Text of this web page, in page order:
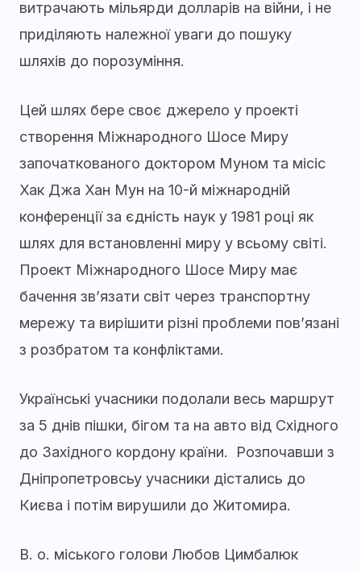
витрачають мільярди долларів на війни, і не
приділяють належної уваги до пошуку
шляхів до порозуміння.
Цей шлях бере своє джерело у проекті
створення Міжнародного Шосе Миру
започаткованого доктором Муном та місіс
Хак Джа Хан Мун на 10-й міжнародній
конференції за єдність наук у 1981 році як
шлях для встановленні миру у всьому світі.
Проект Міжнародного Шосе Миру має
бачення зв’язати світ через транспортну
мережу та вирішити різні проблеми пов’язані
з розбратом та конфліктами.
Українські учасники подолали весь маршрут
за 5 днів пішки, бігом та на авто від Східного
до Західного кордону країни. Розпочавши з
Дніпропетровсьу учасники дістались до
Києва і потім вирушили до Житомира.
В. о. міського голови Любов Цимбалюк